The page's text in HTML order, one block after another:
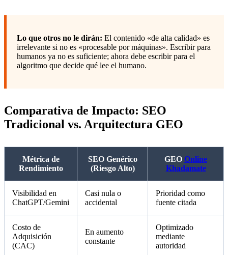
Lo que otros no le dirán: El contenido «de alta calidad» es
irrelevante si no es «procesable por máquinas». Escribir para
humanos ya no es suficiente; ahora debe escribir para el
algoritmo que decide qué lee el humano.
Comparativa de Impacto: SEO
Tradicional vs. Arquitectura GEO
Métrica de
Rendimiento
SEO Genérico
(Riesgo Alto)
GEO Online
Khadamate
Visibilidad en
ChatGPT/Gemini
Casi nula o
accidental
Prioridad como
fuente citada
Costo de
Adquisición
(CAC)
En aumento
constante
Optimizado
mediante
autoridad